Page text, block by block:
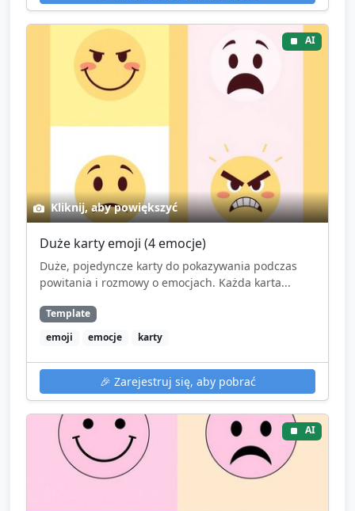
AI
Kliknij, aby powiększyć
Duże karty emoji (4 emocje)
Duże, pojedyncze karty do pokazywania podczas
powitania i rozmowy o emocjach. Każda karta...
Template
emoji
emocje karty
🎉 Zarejestruj się, aby pobrać
AI